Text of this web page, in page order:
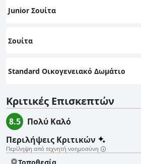
Junior Σουίτα
Σουίτα
Standard Οικογενειακό Δωμάτιο
Κριτικές Επισκεπτών
8.5
Πολύ Καλό
Περιλήψεις Κριτικών
Περίληψη από τεχνητή νοημοσύνη